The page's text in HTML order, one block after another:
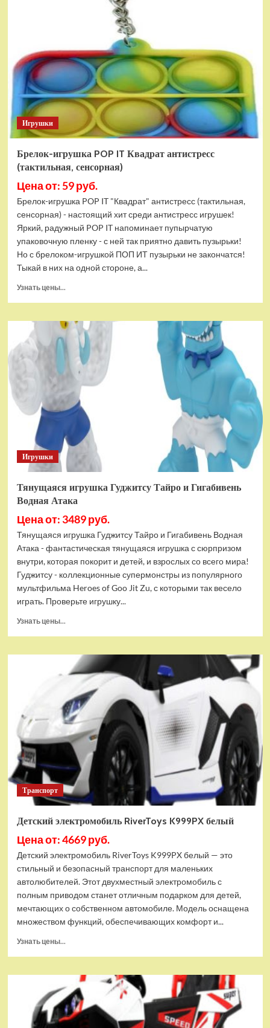
Паук
Водная
Игрушки
Брелок-игрушка POP IT Квадрат антистресс
(тактильная, сенсорная)
Цена от: 59 руб.
Брелок-игрушка POP IT "Квадрат" антистресс (тактильная,
сенсорная) - настоящий хит среди антистресс игрушек!
Яркий, радужный POP IT напоминает пупырчатую
упаковочную пленку - с ней так приятно давить пузырьки!
Но с брелоком-игрушкой ПОП ИТ пузырьки не закончатся!
Тыкай в них на одной стороне, а...
Узнать цены...
Брелок-
игрушка
POP
Квадрат
антистресс
(тактильная,
сенсорная)
Игрушки
Тянущаяся игрушка Гуджитсу Тайро и Гигабивень
Водная Атака
Цена от: 3489 руб.
Тянущаяся игрушка Гуджитсу Тайро и Гигабивень Водная
Атака - фантастическая тянущаяся игрушка с сюрпризом
внутри, которая покорит и детей, и взрослых со всего мира!
Гуджитсу - коллекционные супермонстры из популярного
мультфильма Heroes of Goo Jit Zu, с которыми так весело
играть. Проверьте игрушку...
Узнать цены...
Тянущаяся
игрушка
Гуджитсу
и
Гигабивень
Водная
Атака
Транспорт
Детский электромобиль RiverToys K999PX белый
Цена от: 4669 руб.
Детский электромобиль RiverToys K999PX белый — это
стильный и безопасный транспорт для маленьких
автолюбителей. Этот двухместный электромобиль с
полным приводом станет отличным подарком для детей,
мечтающих о собственном автомобиле. Модель оснащена
множеством функций, обеспечивающих комфорт и...
Узнать цены...
Детский
электромобиль
RiverToys
K999PX
белый